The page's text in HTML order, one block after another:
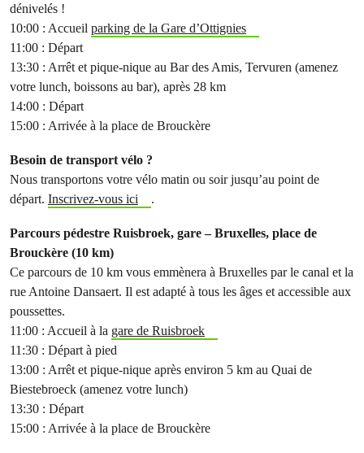
dénivelés !
10:00 : Accueil parking de la Gare d’Ottignies
11:00 : Départ
13:30 : Arrêt et pique-nique au Bar des Amis, Tervuren (amenez
votre lunch, boissons au bar), après 28 km
14:00 : Départ
15:00 : Arrivée à la place de Brouckère
Besoin de transport vélo ?
Nous transportons votre vélo matin ou soir jusqu’au point de
départ. Inscrivez-vous ici .
Parcours pédestre Ruisbroek, gare – Bruxelles, place de
Brouckère (10 km)
Ce parcours de 10 km vous emmènera à Bruxelles par le canal et la
rue Antoine Dansaert. Il est adapté à tous les âges et accessible aux
poussettes.
11:00 : Accueil à la gare de Ruisbroek
11:30 : Départ à pied
13:00 : Arrêt et pique-nique après environ 5 km au Quai de
Biestebroeck (amenez votre lunch)
13:30 : Départ
15:00 : Arrivée à la place de Brouckère